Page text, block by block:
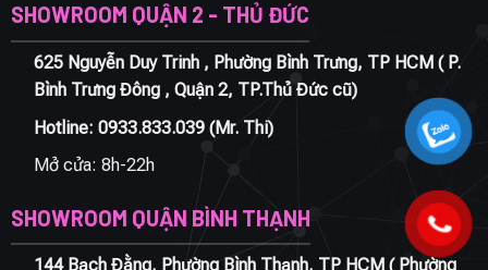
SHOWROOM QUẬN 2 - THỦ ĐỨC
625 Nguyễn Duy Trinh , Phường Bình Trưng, TP HCM ( P.
Bình Trưng Đông , Quận 2, TP.Thủ Đức cũ)
Hotline: 0933.833.039(Mr. Thi)
Mở cửa: 8h-22h
SHOWROOM QUẬN BÌNH THẠNH
144 Bạch Đằng, Phường Bình Thạnh, TP HCM ( Phường